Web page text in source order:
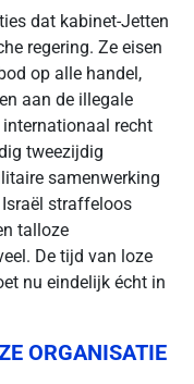
dat kabinet-Jetten
regering. Ze eisen
op alle handel,
aan de illegale
recht
tweezijdig
samenwerking
straffeloos
talloze
De tijd van loze
nu eindelijk écht in
ORGANISATIE